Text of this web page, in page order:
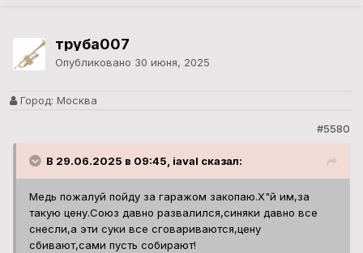
труба007
Опубликовано 30 июня, 2025
Город: Москва
#5580
В 29.06.2025 в 09:45, iaval сказал:
Медь пожалуй пойду за гаражом закопаю.Х"й им,за
такую цену.Союз давно развалился,синяки давно все
снесли,а эти суки все сговариваются,цену
сбивают,сами пусть собирают!